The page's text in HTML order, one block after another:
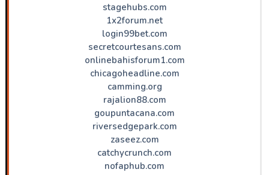
stagehubs.com
1x2forum.net
login99bet.com
secretcourtesans.com
onlinebahisforum1.com
chicagoheadline.com
camming.org
rajalion88.com
goupuntacana.com
riversedgepark.com
zaseez.com
catchycrunch.com
nofaphub.com